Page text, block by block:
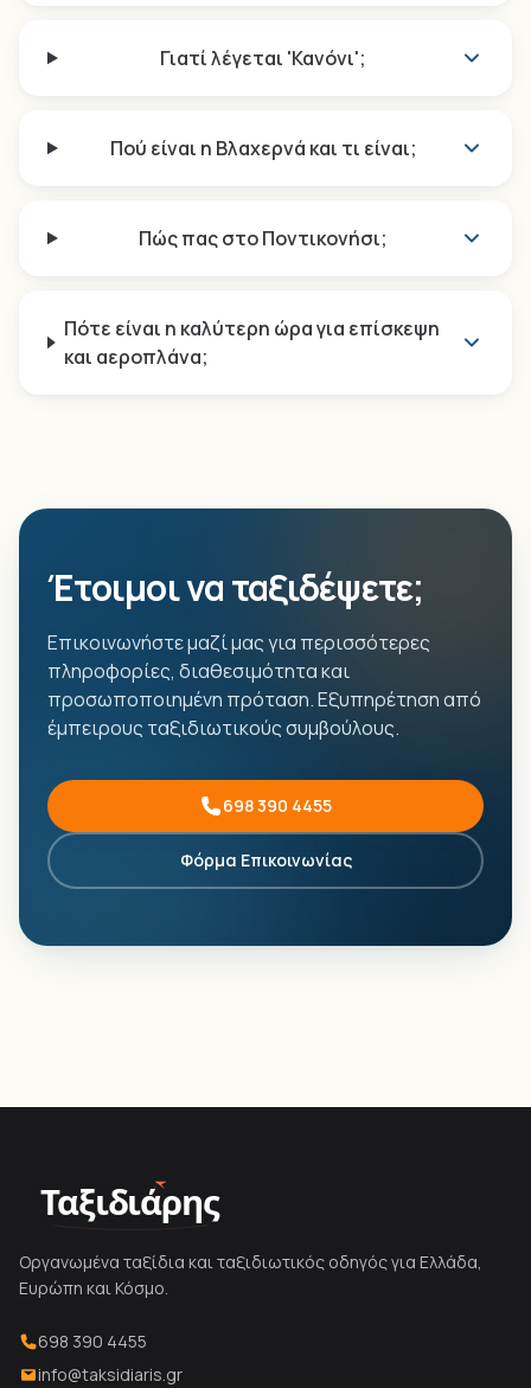
Γιατί λέγεται 'Κανόνι';
Πού είναι η Βλαχερνά και τι είναι;
Πώς πας στο Ποντικονήσι;
Πότε είναι η καλύτερη ώρα για επίσκεψη
και αεροπλάνα;
Έτοιμοι να ταξιδέψετε;
Επικοινωνήστε μαζί μας για περισσότερες
πληροφορίες, διαθεσιμότητα και
προσωποποιημένη πρόταση. Εξυπηρέτηση από
έμπειρους ταξιδιωτικούς συμβούλους.
698 390 4455
Φόρμα Επικοινωνίας
Ταξιδιάρης
Οργανωμένα ταξίδια και ταξιδιωτικός οδηγός για Ελλάδα,
Ευρώπη και Κόσμο.
698 390 4455
info@taksidiaris.gr